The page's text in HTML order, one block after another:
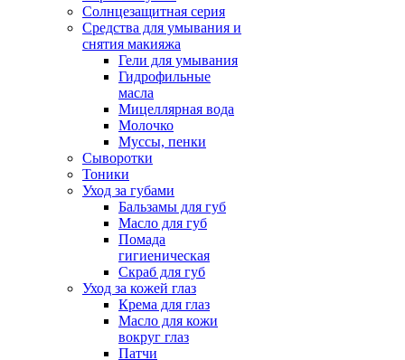
Солнцезащитная серия
Средства для умывания и
снятия макияжа
Гели для умывания
Гидрофильные
масла
Мицеллярная вода
Молочко
Муссы, пенки
Сыворотки
Тоники
Уход за губами
Бальзамы для губ
Масло для губ
Помада
гигиеническая
Скраб для губ
Уход за кожей глаз
Крема для глаз
Масло для кожи
вокруг глаз
Патчи